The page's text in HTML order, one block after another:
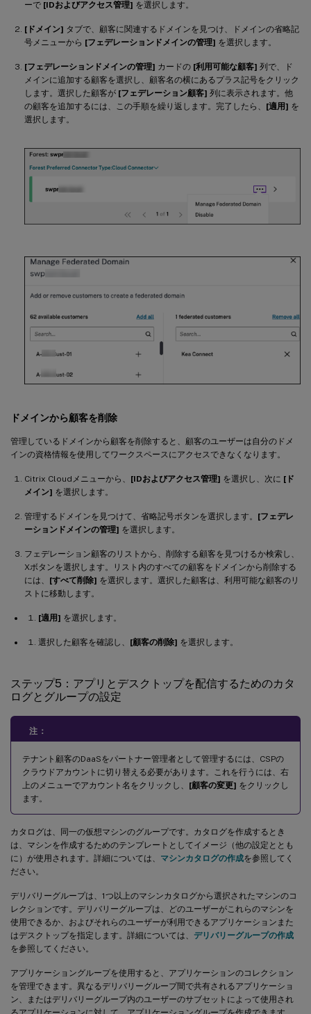
ーで [IDおよびアクセス管理] を選択します。
[ドメイン] タブで、顧客に関連するドメインを見つけ、ドメインの省略記
号メニューから [フェデレーションドメインの管理] を選択します。
[フェデレーションドメインの管理] カードの [利用可能な顧客] 列で、ド
メインに追加する顧客を選択し、顧客名の横にあるプラス記号をクリック
します。選択した顧客が [フェデレーション顧客] 列に表示されます。他
の顧客を追加するには、この手順を繰り返します。完了したら、 [適用] を
選択します。
ドメインから顧客を削除
管理しているドメインから顧客を削除すると、顧客のユーザーは自分のドメ
インの資格情報を使用してワークスペースにアクセスできなくなります。
Citrix Cloudメニューから、 [IDおよびアクセス管理] を選択し、次に [ド
メイン] を選択します。
管理するドメインを見つけて、省略記号ボタンを選択します。 [フェデレ
ーションドメインの管理] を選択します。
フェデレーション顧客のリストから、削除する顧客を見つけるか検索し、
Xボタンを選択します。リスト内のすべての顧客をドメインから削除する
には、 [すべて削除] を選択します。選択した顧客は、利用可能な顧客のリ
ストに移動します。
[適用] を選択します。
選択した顧客を確認し、 [顧客の削除] を選択します。
ステップ5：アプリとデスクトップを配信するためのカタ
ログとグループの設定
注：
テナント顧客のDaaSをパートナー管理者として管理するには、CSPの
クラウドアカウントに切り替える必要があります。これを行うには、右
上のメニューでアカウント名をクリックし、 [顧客の変更] をクリックし
ます。
カタログは、同一の仮想マシンのグループです。カタログを作成するとき
は、マシンを作成するためのテンプレートとしてイメージ（他の設定ととも
に）が使用されます。詳細については、 マシンカタログの作成を参照してく
ださい。
デリバリーグループは、1つ以上のマシンカタログから選択されたマシンのコ
レクションです。デリバリーグループは、どのユーザーがこれらのマシンを
使用できるか、およびそれらのユーザーが利用できるアプリケーションまた
はデスクトップを指定します。詳細については、 デリバリーグループの作成
を参照してください。
アプリケーショングループを使用すると、アプリケーションのコレクション
を管理できます。異なるデリバリーグループ間で共有されるアプリケーショ
ン、またはデリバリーグループ内のユーザーのサブセットによって使用され